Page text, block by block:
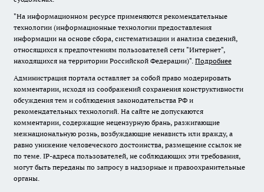
"На информационном ресурсе применяются рекомендательные
технологии (информационные технологии предоставления
информации на основе сбора, систематизации и анализа сведений,
относящихся к предпочтениям пользователей сети "Интернет",
находящихся на территории Российской Федерации)". Подробнее
Администрация портала оставляет за собой право модерировать
комментарии, исходя из соображений сохранения конструктивности
обсуждения тем и соблюдения законодательства РФ и
рекомендательных технологий. На сайте не допускаются
комментарии, содержащие нецензурную брань, разжигающие
межнациональную рознь, возбуждающие ненависть или вражду, а
равно унижение человеческого достоинства, размещение ссылок не
по теме. IP-адреса пользователей, не соблюдающих эти требования,
могут быть переданы по запросу в надзорные и правоохранительные
органы.